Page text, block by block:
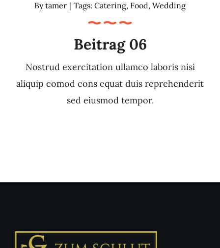
Bytamer | Tags: Catering, Food, Wedding
Beitrag 06
Nostrud exercitation ullamco laboris nisi
aliquip comod cons equat duis reprehenderit
sed eiusmod tempor.